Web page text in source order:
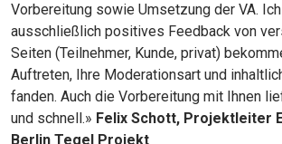
Vorbereitung sowie Umsetzung der VA.
ausschließlich positives Feedback von
Seiten (Teilnehmer, Kunde, privat)
Auftreten, Ihre Moderationsart und
fanden. Auch die Vorbereitung mit Ihnen
und schnell.» Felix Schott, Projektleiter
Berlin Tegel Projekt